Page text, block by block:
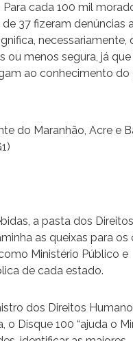
cada 100 mil
37 fizeram denúncias
necessariamente,
ou menos segura, já
ao conhecimento do
do Maranhão, Acre e
a pasta dos Direitos
as queixas para os
Ministério Público e
de cada estado.
dos Direitos
o Disque 100 “ajuda o